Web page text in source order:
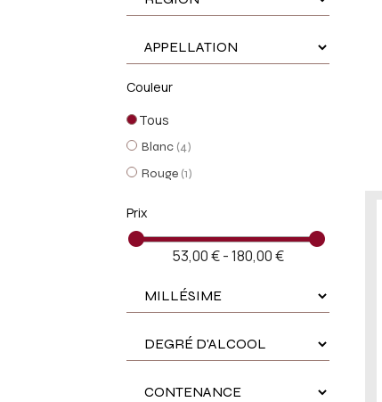
Couleur
Tous
Blanc (4)
Rouge (1)
Prix
53,00 € - 180,00 €